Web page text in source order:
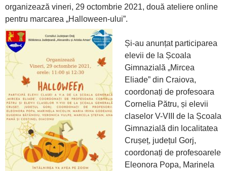
organizează vineri, 29 octombrie 2021, două ateliere online
pentru marcarea „Halloween-ului”.
Și-au anunțat participarea
elevii de la Școala
Gimnazială „Mircea
Eliade” din Craiova,
coordonați de profesoara
Cornelia Pătru, și elevii
claselor V-VIII de la Școala
Gimnazială din localitatea
Crușeț, județul Gorj,
coordonați de profesoarele
Eleonora Popa, Marinela